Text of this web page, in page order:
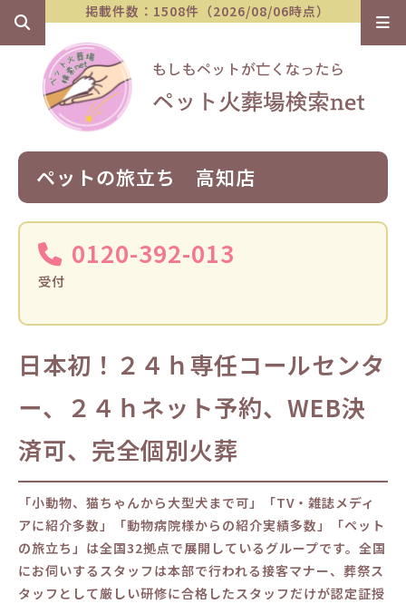
掲載件数：1508件（2026/08/06時点）
ペットの旅立ち 高知店
0120-392-013
受付
日本初！２４ｈ専任コールセンタ
ー、２４ｈネット予約、WEB決
済可、完全個別火葬
「小動物、猫ちゃんから大型犬まで可」「TV・雑誌メディ
アに紹介多数」「動物病院様からの紹介実績多数」「ペット
の旅立ち」は全国32拠点で展開しているグループです。全国
にお伺いするスタッフは本部で行われる接客マナー、葬祭ス
タッフとして厳しい研修に合格したスタッフだけが認定証授